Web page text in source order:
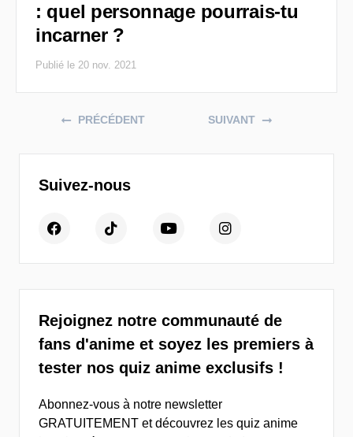
: quel personnage pourrais-tu
incarner ?
Publié le 20 nov. 2021
Posts navigation
PRÉCÉDENT SUIVANT
Suivez-nous
Rejoignez notre communauté de
fans d'anime et soyez les premiers à
tester nos quiz anime exclusifs !
Abonnez-vous à notre newsletter
GRATUITEMENT et découvrez les quiz anime